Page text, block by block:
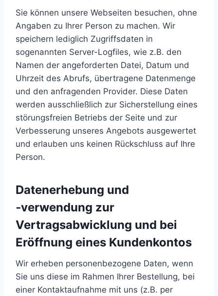
Sie können unsere Webseiten besuchen, ohne
Angaben zu Ihrer Person zu machen. Wir
speichern lediglich Zugriffsdaten in
sogenannten Server-Logfiles, wie z.B. den
Namen der angeforderten Datei, Datum und
Uhrzeit des Abrufs, übertragene Datenmenge
und den anfragenden Provider. Diese Daten
werden ausschließlich zur Sicherstellung eines
störungsfreien Betriebs der Seite und zur
Verbesserung unseres Angebots ausgewertet
und erlauben uns keinen Rückschluss auf Ihre
Person.
Datenerhebung und
‑verwendung zur
Vertragsabwicklung und bei
Eröffnung eines Kundenkontos
Wir erheben personenbezogene Daten, wenn
Sie uns diese im Rahmen Ihrer Bestellung, bei
einer Kontaktaufnahme mit uns (z.B. per